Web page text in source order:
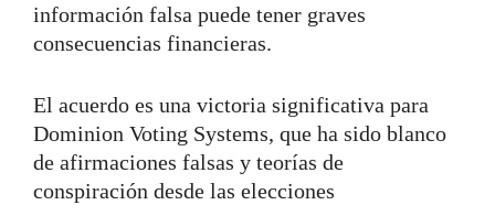
información falsa puede tener graves
consecuencias financieras.
El acuerdo es una victoria significativa para
Dominion Voting Systems, que ha sido blanco
de afirmaciones falsas y teorías de
conspiración desde las elecciones